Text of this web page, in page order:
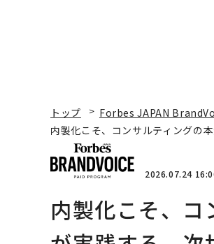
トップ Forbes JAPAN
内製化こそ、コンサルティングの
2026.07.24
内製化こそ、